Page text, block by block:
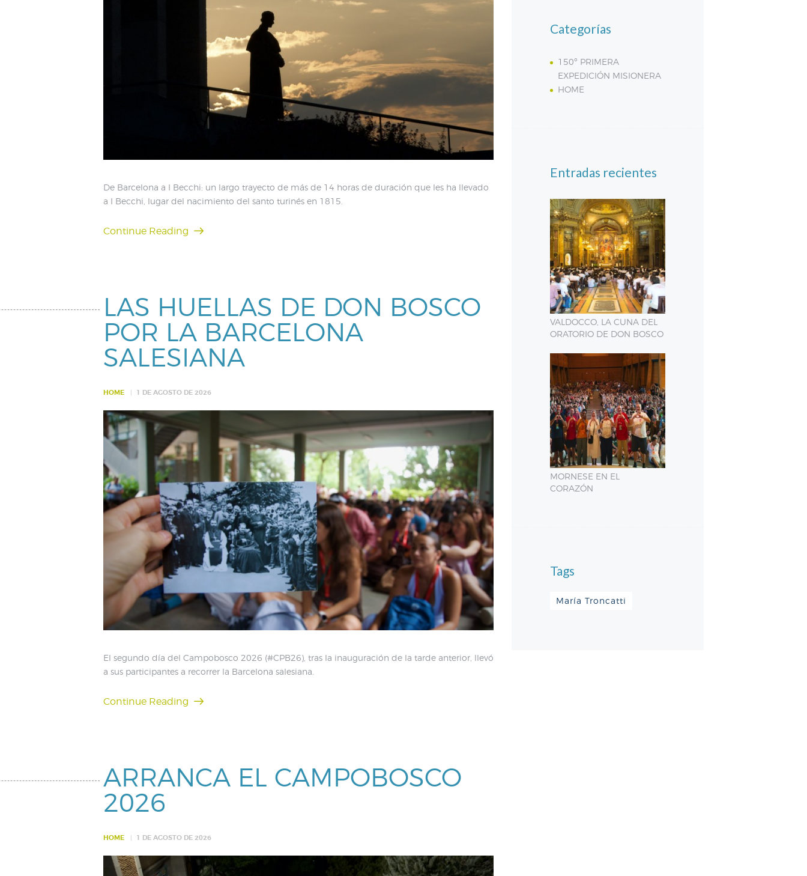
De Barcelona a I Becchi: un largo trayecto de más de 14 horas de duración que les ha llevado
a I Becchi, lugar del nacimiento del santo turinés en 1815.
Continue Reading
LAS HUELLAS DE DON BOSCO
POR LA BARCELONA
SALESIANA
HOME 1 DE AGOSTO DE 2026
El segundo día del Campobosco 2026 (#CPB26), tras la inauguración de la tarde anterior, llevó
a sus participantes a recorrer la Barcelona salesiana.
Continue Reading
ARRANCA EL CAMPOBOSCO
2026
HOME 1 DE AGOSTO DE 2026
Categorías
150º PRIMERA
EXPEDICIÓN MISIONERA
HOME
Entradas recientes
VALDOCCO, LA CUNA DEL
ORATORIO DE DON BOSCO
MORNESE EN EL
CORAZÓN
Tags
María Troncatti